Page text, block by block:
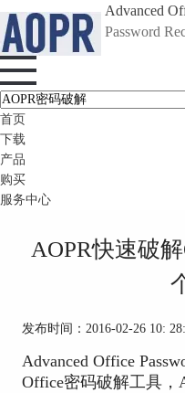
Advanced
Password
首页
下载
产品
购买
服务中心
AOPR快速破
发布时间：2016-02-26 10:
Advanced Office
Office密码破解工具，